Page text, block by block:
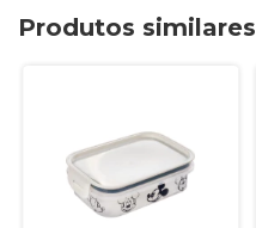
Produtos similares